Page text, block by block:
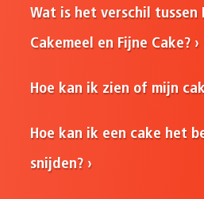
Wat is het verschil tussen
Cakemeel en Fijne Cake?
Hoe kan ik zien of mijn
Hoe kan ik een cake het
snijden?